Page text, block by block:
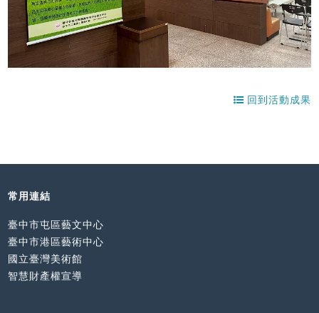
回到活動成果
常用連結
臺中市屯區藝文中心
臺中市港區藝術中心
國立臺灣美術館
智慧財產權宣導